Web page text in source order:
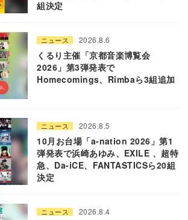
組決定
ニュース 2026.8.6
くるり主催「京都音楽博覧会
2026」第3弾発表で
Homecomings、Rimbaら3組追加
ニュース 2026.8.5
10月お台場「a-nation 2026」第1
弾発表で浜崎あゆみ、EXILE 、超特
急、Da-iCE、FANTASTICSら20組
決定
ニュース 2026.8.4